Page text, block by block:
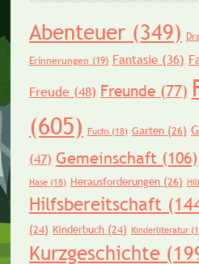
Abenteuer(349)
Erinnerungen (19) Fantasie(36)
Freude(48) Freunde(77)
(605) Fuchs(18) Garten(26)
(47) Gemeinschaft(106)
Hase(18) Herausforderungen(26)
Hilfsbereitschaft
(24) Kinderbuch(24) Kinderliteratur
Kurzgeschichte